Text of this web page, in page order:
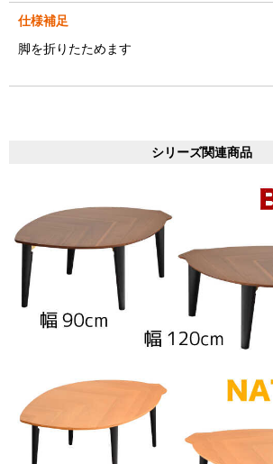
仕様補足
脚を折りたためます
シリーズ関連商品